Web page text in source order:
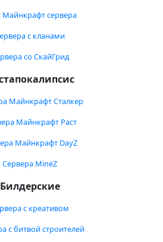
сервера
с кланами
со СкайГрид
Майнкрафт Сталкер
Майнкрафт Раст
Майнкрафт DayZ
Сервера MineZ
Билдерские
с креативом
с битвой строителей